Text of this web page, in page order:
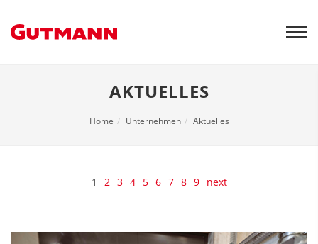
Weiter
AKTUELLES
Home Unternehmen Aktuelles
1 2 3 4 5 6 7 8 9 next